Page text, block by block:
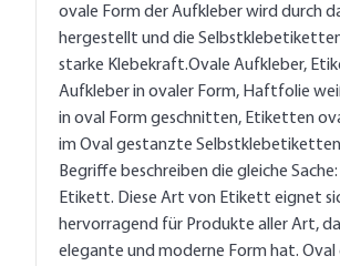
ovale Form der Aufkleber wird durch
hergestellt und die
starke Klebekraft.Ovale Aufkleber,
Aufkleber in ovaler Form, Haftfolie
in oval Form geschnitten, Etiketten
im Oval gestanzte Selbstklebetiketten
Begriffe beschreiben die gleiche
Etikett. Diese Art von Etikett eignet
hervorragend für Produkte aller Art, da
elegante und moderne Form hat.